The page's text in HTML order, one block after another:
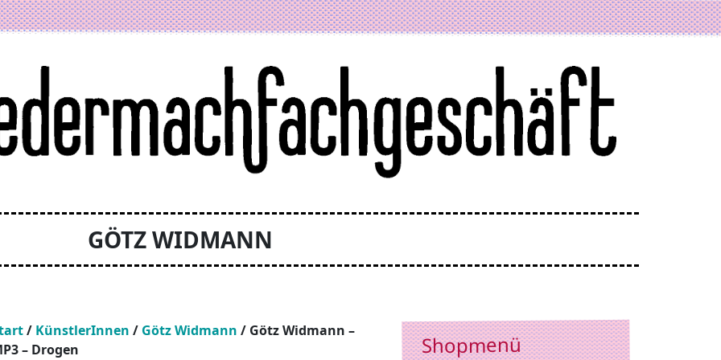
GÖTZ WIDMANN
/ KünstlerInnen / Götz Widmann / Götz Widmann –
– Drogen
Shopmenü